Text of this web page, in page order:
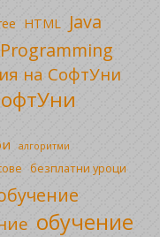
HTML Java
Programming
на СофтУни
алгоритми
безплатни уроци
обучение